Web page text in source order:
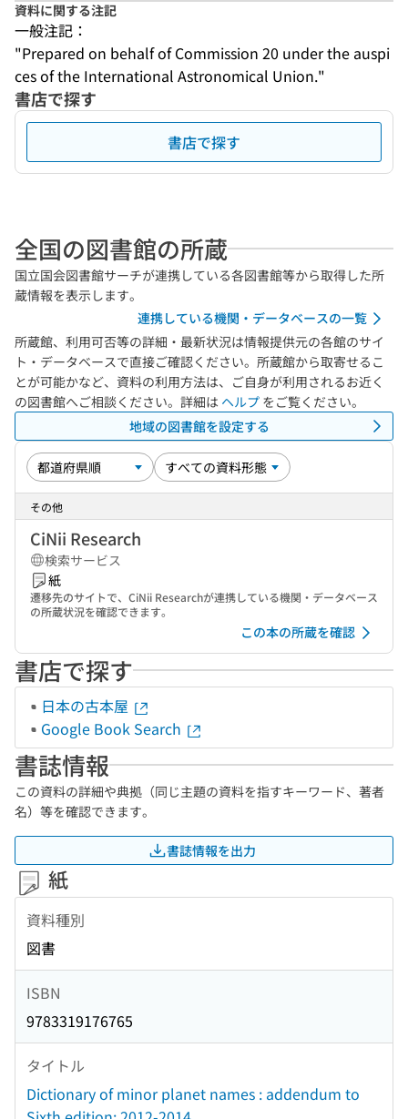
資料に関する注記
一般注記：
"Prepared on behalf of Commission 20 under the auspi
ces of the International Astronomical Union."
書店で探す
書店で探す
全国の図書館の所蔵
国立国会図書館サーチが連携している各図書館等から取得した所
蔵情報を表示します。
連携している機関・データベースの一覧
所蔵館、利用可否等の詳細・最新状況は情報提供元の各館のサイ
ト・データベースで直接ご確認ください。所蔵館から取寄せるこ
とが可能かなど、資料の利用方法は、ご自身が利用されるお近く
の図書館へご相談ください。詳細は ヘルプ をご覧ください。
地域の図書館を設定する
その他
CiNii Research
検索サービス
紙
遷移先のサイトで、CiNii Researchが連携している機関・データベース
の所蔵状況を確認できます。
この本の所蔵を確認
書店で探す
日本の古本屋
Google Book Search
書誌情報
この資料の詳細や典拠（同じ主題の資料を指すキーワード、著者
名）等を確認できます。
書誌情報を出力
紙
資料種別
図書
ISBN
9783319176765
タイトル
Dictionary of minor planet names : addendum to